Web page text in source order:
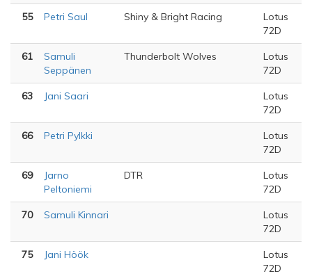
55 Petri Saul Shiny & Bright Racing
Lotus
72D
61
Samuli
Seppänen
Thunderbolt Wolves
Lotus
72D
63 Jani Saari
Lotus
72D
66 Petri Pylkki
Lotus
72D
69
Jarno
Peltoniemi
DTR
Lotus
72D
70 Samuli Kinnari
Lotus
72D
75 Jani Höök
Lotus
72D